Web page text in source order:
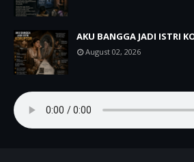
AKU BANGGA JADI ISTRI
August 02, 2026